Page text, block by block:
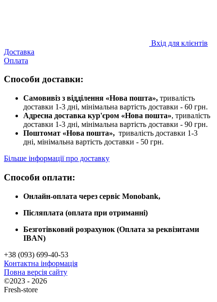
Вхід для клієнтів
Доставка
Оплата
Способи доставки:
Самовивіз з відділення «Нова пошта», тривалість
доставки 1-3 дні, мінімальна вартість доставки - 60 грн.
Адресна доставка кур'єром «Нова пошта», тривалість
доставки 1-3 дні, мінімальна вартість доставки - 90 грн.
Поштомат «Нова пошта», тривалість доставки 1-3
дні, мінімальна вартість доставки - 50 грн.
Більше інформації про доставку
Способи оплати:
Онлайн-оплата через сервіс Monobank,
Післяплата (оплата при отриманні)
Безготівковий розрахунок (Оплата за реквізитами
IBAN)
+38 (093) 699-40-53
Контактна інформація
Повна версія сайту
©2023 - 2026
Fresh-store